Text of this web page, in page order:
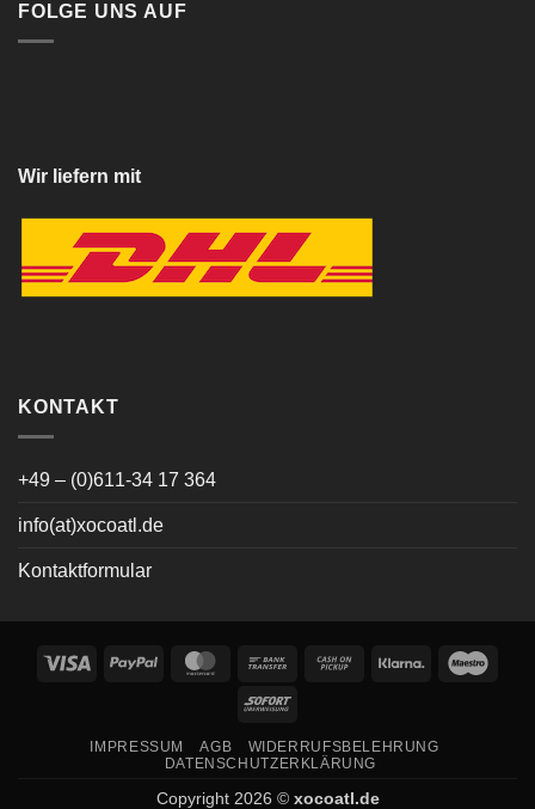
FOLGE UNS AUF
Wir liefern mit
KONTAKT
+49 – (0)611-34 17 364
info(at)xocoatl.de
Kontaktformular
Visa PayPal MasterCardBank
Cash
Klarna
Sofort
IMPRESSUM AGB
WIDERRUFSBELEHRUNG
DATENSCHUTZERKLÄRUNG
Copyright 2026 © xocoatl.de